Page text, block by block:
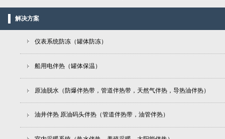
解决方案
仪表系统防冻（罐体防冻）
船用电伴热（罐体保温）
原油脱水（防爆伴热带，管道伴热带，天然气伴热，导热油伴热）
油井伴热 原油码头伴热（管道伴热带，油管伴热）